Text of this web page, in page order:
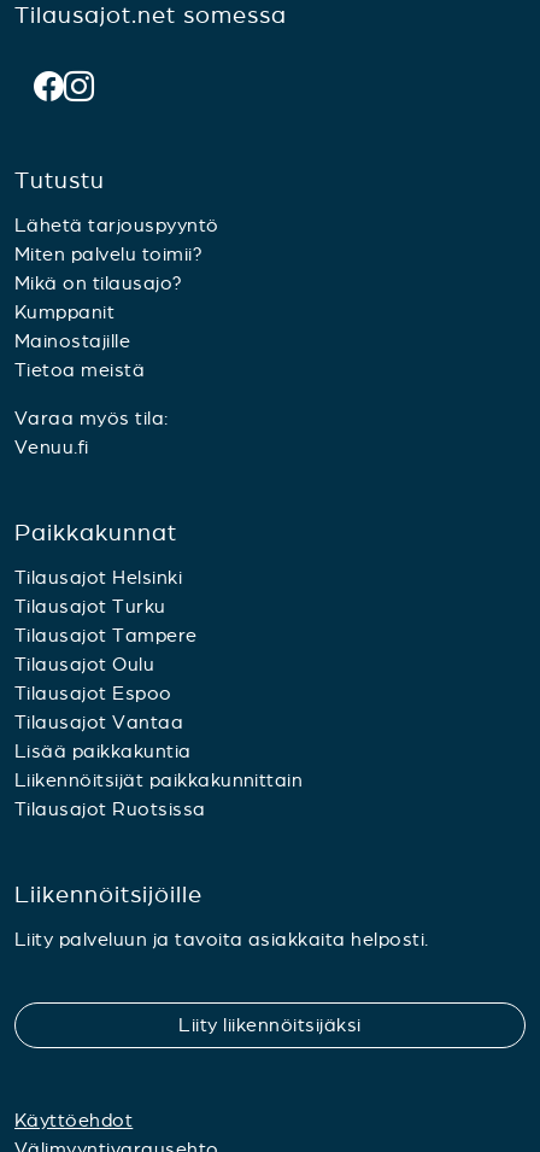
Tilausajot.net somessa
Tutustu
Lähetä tarjouspyyntö
Miten palvelu toimii?
Mikä on tilausajo?
Kumppanit
Mainostajille
Tietoa meistä
Varaa myös tila:
Venuu.fi
Paikkakunnat
Tilausajot Helsinki
Tilausajot Turku
Tilausajot Tampere
Tilausajot Oulu
Tilausajot Espoo
Tilausajot Vantaa
Lisää paikkakuntia
Liikennöitsijät paikkakunnittain
Tilausajot Ruotsissa
Liikennöitsijöille
Liity palveluun ja tavoita asiakkaita helposti.
Liity liikennöitsijäksi
Käyttöehdot